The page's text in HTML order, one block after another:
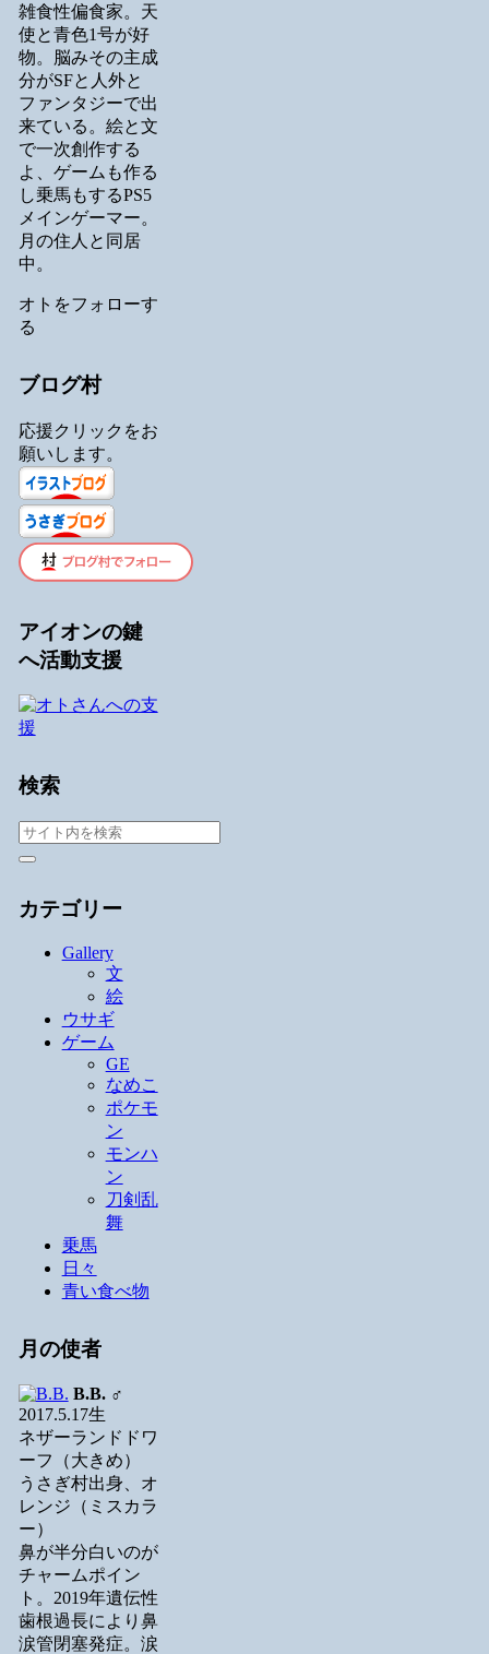
雑食性偏食家。天
使と青色1号が好
物。脳みその主成
分がSFと人外と
ファンタジーで出
来ている。絵と文
で一次創作する
よ、ゲームも作る
し乗馬もするPS5
メインゲーマー。
月の住人と同居
中。
オトをフォローす
る
ブログ村
応援クリックをお
願いします。
アイオンの鍵
へ活動支援
検索
カテゴリー
Gallery
文
絵
ウサギ
ゲーム
GE
なめこ
ポケモ
ン
モンハ
ン
刀剣乱
舞
乗馬
日々
青い食べ物
月の使者
B.B.♂
2017.5.17生
ネザーランドドワ
ーフ（大きめ）
うさぎ村出身、オ
レンジ（ミスカラ
ー）
鼻が半分白いのが
チャームポイン
ト。2019年遺伝性
歯根過長により鼻
涙管閉塞発症。涙